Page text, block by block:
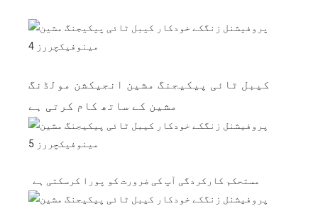
کیبل ٹائی پیکیجنگ مشین انجیکشن مولڈنگ
مشین کے ساتھ کام کرتی ہے
مستحکم کارکردگی آپ کی ضرورت کو پورا کرسکتی ہے